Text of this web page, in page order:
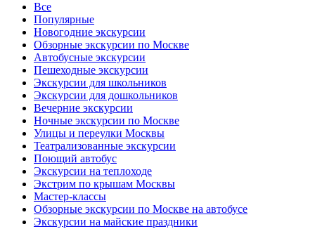
Все
Популярные
Новогодние экскурсии
Обзорные экскурсии по Москве
Автобусные экскурсии
Пешеходные экскурсии
Экскурсии для школьников
Экскурсии для дошкольников
Вечерние экскурсии
Ночные экскурсии по Москве
Улицы и переулки Москвы
Театрализованные экскурсии
Поющий автобус
Экскурсии на теплоходе
Экстрим по крышам Москвы
Мастер-классы
Обзорные экскурсии по Москве на автобусе
Экскурсии на майские праздники